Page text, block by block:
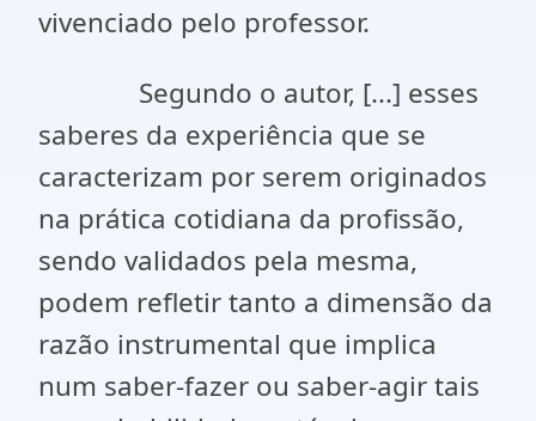
vivenciado pelo professor.
Segundo o autor, [...] esses
saberes da experiência que se
caracterizam por serem originados
na prática cotidiana da profissão,
sendo validados pela mesma,
podem refletir tanto a dimensão da
razão instrumental que implica
num saber-fazer ou saber-agir tais